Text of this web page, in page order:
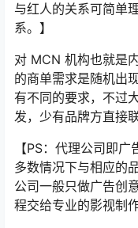
与红人的关系可简单
系。】
对 MCN 机构也就是
的商单需求是随机出
有不同的要求，不过
发，少有品牌方直接
【PS：代理公司即
多数情况下与相应的
公司一般只做广告创
程交给专业的影视制